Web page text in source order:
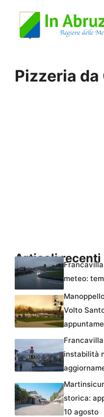
Pizzeria da
Articoli recenti
meteo:
Volto
instabilità
storica:
10 agosto